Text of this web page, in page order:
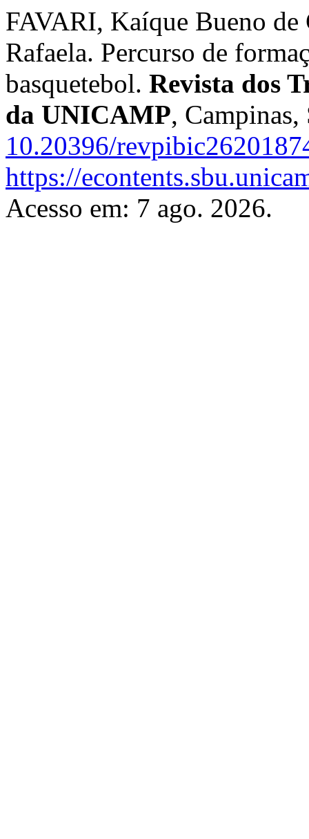
FAVARI, Kaíque Bueno
Rafaela. Percurso de
basquetebol. Revista dos
da UNICAMP,
10.20396/
https://
Acesso em: 7 ago. 2026.